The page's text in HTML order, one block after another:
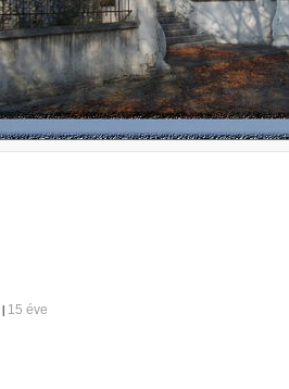
| 15 éve